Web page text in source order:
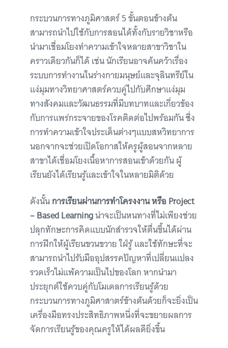
กระบวนการทางภูมิศาสตร์ 5 ขั้นตอนข้างต้น
สามารถนำไปใช้กับการสอนได้ทั้งกับรายวิชาหรือ
นำมาเชื่อมโยงทำความเข้าใจหลายสาขาวิชาใน
คราวเดียวกันก็ได้ เช่น นักเรียนอาจค้นคว้าเรื่อง
ระบบการทำงานในร่างกายมนุษย์และจุลินทรีย์ใน
แง่มุมทางวิทยาศาสตร์ควบคู่ไปกับศึกษาแง่มุม
ทางสังคมและวัฒนธรรมที่มีบทบาทและเกี่ยวข้อง
กับการแพร่กระจายของโรคติดต่อไปพร้อมกัน ซึ่ง
การทำความเข้าใจประเด็นต่างๆแบบสหวิทยาการ
นอกจากจะช่วยเปิดโอกาสให้ครูผู้สอนจากหลาย
สาขาได้เชื่อมโยงเนื้อหาการสอนเข้าด้วยกัน ผู้
เรียนยังได้เรียนรู้และเข้าใจในหลายมิติด้วย
ดังนั้นการเรียนผ่านการทำโครงงาน หรือ Project
– Based Learningน่าจะเป็นหนทางที่ไม่เพียงช่วย
ปลุกทักษะการคิดแบบนักสำรวจให้ตื่นขึ้นได้ผ่าน
การฝึกให้ผู้เรียนขวนขวาย ใฝ่รู้ และใช้ทักษะที่จะ
สามารถนำไปรับมืออุปสรรคปัญหาที่เปลี่ยนแปลง
รวดเร็วไม่แพ้ความเป็นไปของโลก หากนำมา
ประยุกต์ใช้ควบคู่กับโมเดลการเรียนรู้ด้วย
กระบวนการทางภูมิศาสาตร์ข้างต้นด้วยก็จะยิ่งเป็น
เครื่องมือทรงประสิทธิภาพหนึ่งที่จะขยายผลการ
จัดการเรียนรู้ของคุณครูให้ได้ผลดียิ่งขึ้น